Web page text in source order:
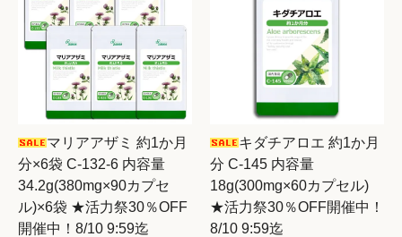
マリアアザミ 約1か月
分×6袋 C-132-6 内容量
34.2g(380mg×90カプセ
ル)×6袋 ★活力祭30％OFF
開催中！8/10 9:59迄
キダチアロエ 約1か月
分 C-145 内容量
18g(300mg×60カプセル)
★活力祭30％OFF開催中！
8/10 9:59迄